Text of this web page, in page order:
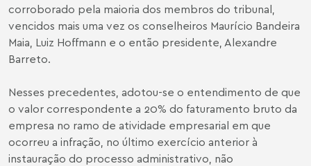
corroborado pela maioria dos membros do tribunal,
vencidos mais uma vez os conselheiros Maurício Bandeira
Maia, Luiz Hoffmann e o então presidente, Alexandre
Barreto.
Nesses precedentes, adotou-se o entendimento de que
o valor correspondente a 20% do faturamento bruto da
empresa no ramo de atividade empresarial em que
ocorreu a infração, no último exercício anterior à
instauração do processo administrativo, não